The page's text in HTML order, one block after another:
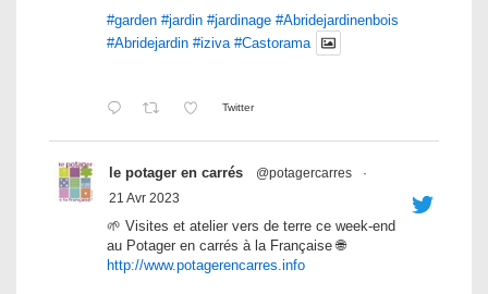
#garden #jardin #jardinage #Abridejardinenbois
#Abridejardin #iziva #Castorama
Twitter
le potager en carrés @potagercarres
·
21 Avr 2023
🌱 Visites et atelier vers de terre ce week-end
au Potager en carrés à la Française 🌐
http://www.potagerencarres.info